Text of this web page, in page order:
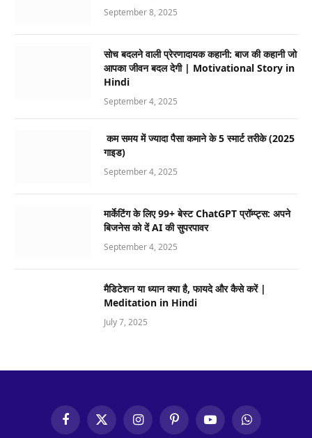
September 8, 2025
सोच बदलने वाली प्रेरणादायक कहानी: बाज की कहानी जो
आपका जीवन बदल देगी | Motivational Story in
Hindi
September 4, 2025
कम समय में ज्यादा पैसा कमाने के 5 स्मार्ट तरीके (2025
गाइड)
September 4, 2025
मार्केटिंग के लिए 99+ बेस्ट ChatGPT प्रॉम्प्ट्स: अपने
बिजनेस को दें AI की सुपरपावर
September 4, 2025
मैडिटेशन या ध्यान क्या है, फायदे और कैसे करें |
Meditation in Hindi
July 7, 2025
FacebookX
InstagramPinterestYouTubeWhatsApp